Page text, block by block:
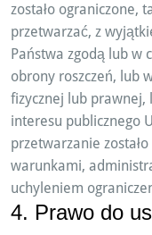
zostało ograniczone,
przetwarzać, z
Państwa zgodą lub w
obrony roszczeń, lub
fizycznej lub prawnej,
interesu publicznego
przetwarzanie
warunkami,
uchyleniem
4. Prawo do